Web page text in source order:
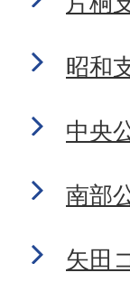
昭和
中央
南部
矢田